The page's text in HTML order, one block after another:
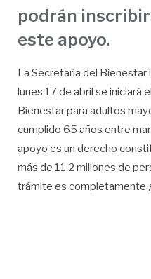
podrán
este apoyo.
La Secretaría del
lunes 17 de abril se iniciará
Bienestar para adultos
cumplido 65 años entre
apoyo es un derecho
más de 11.2 millones de
trámite es completamente